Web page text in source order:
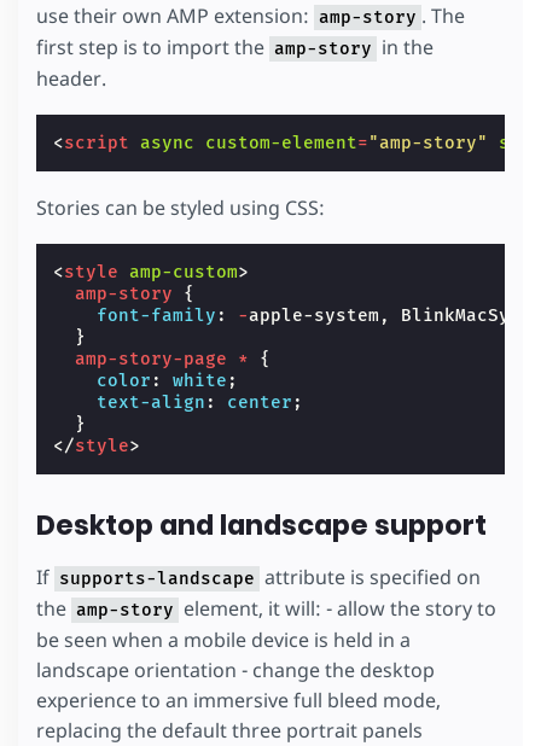
use their own AMP extension: amp-story . The
first step is to import the amp-story in the
header.
<script async custom-element="amp-story" src
Stories can be styled using CSS:
<style amp-custom>
amp-story
{
font-family : -apple-system ,
}
amp-story-page
*
{
color : white ;
text-align : center ;
}
</style>
Desktop and landscape support
If supports-landscape attribute is specified on
the amp-story element, it will: - allow the story to
be seen when a mobile device is held in a
landscape orientation - change the desktop
experience to an immersive full bleed mode,
replacing the default three portrait panels